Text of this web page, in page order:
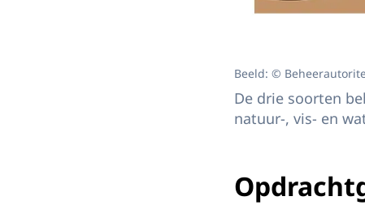
Beeld: ©
De drie soorten
natuur-, vis- en